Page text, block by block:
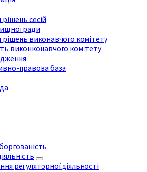
сесій
ради
виконавчого комітету
виконконавчого комітету
правова база
регуляторної діяльності